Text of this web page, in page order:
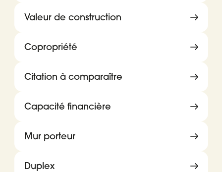
Valeur de construction
Copropriété
Citation à comparaître
Capacité financière
Mur porteur
Duplex